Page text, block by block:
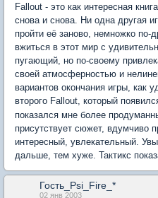
Fallout - это как интересная
снова и снова. Ни одна другая
пройти её заново, немножко
вжиться в этот мир с
пугающий, но по-своему
своей атмосферностью и
вариантов окончания игры, как
второго Fallout, который
показался мне более
присутствует сюжет, вдумчиво
интересный, увлекательный.
дальше, тем хуже. Тактикс
Гость_Psi_Fire_*
02 янв 2003